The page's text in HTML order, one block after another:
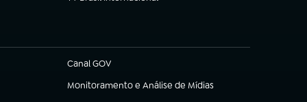
Canal GOV
(abre em nova aba)
Monitoramento e Análise de Mídias
(abre em nova aba)